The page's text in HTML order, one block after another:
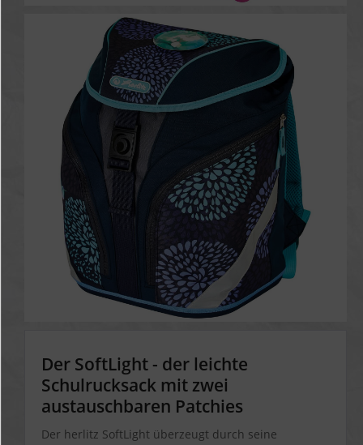
Der SoftLight - der leichte
Schulrucksack mit zwei
austauschbaren Patchies
Der herlitz SoftLight überzeugt durch seine